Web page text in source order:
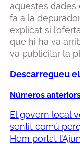
aquestes dades
fa a la
explicat si
que hi ha va
va publicitar la
Descarregueu
Números anteriors
El govern local
sentit comú
Hem portat